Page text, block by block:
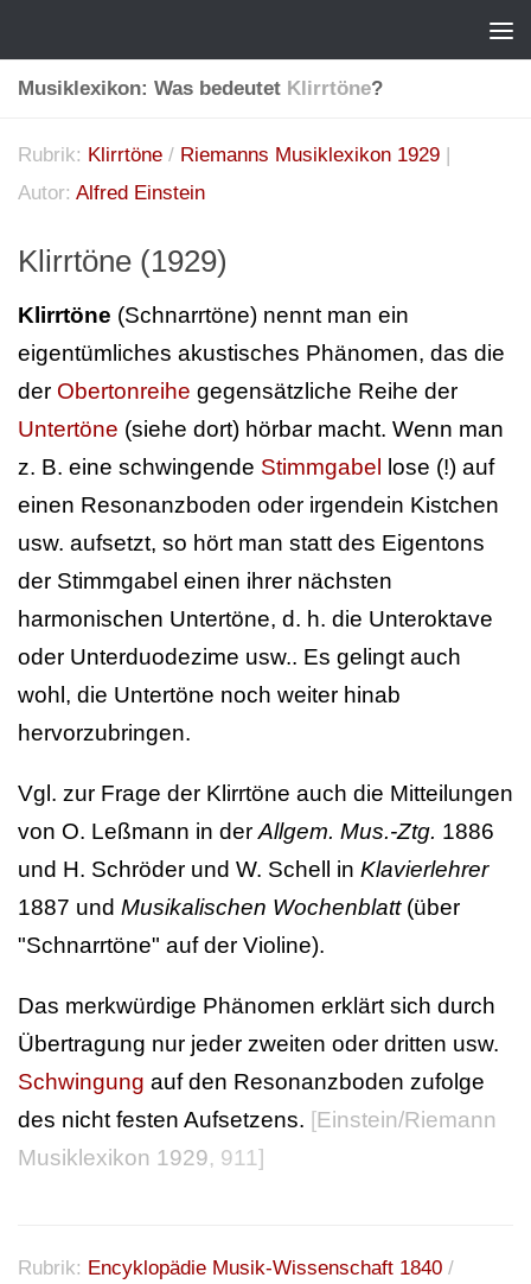
Musiklexikon: Was bedeutet Klirrtöne?
Rubrik: Klirrtöne / Riemanns Musiklexikon 1929 |
Autor: Alfred Einstein
Klirrtöne (1929)
Klirrtöne (Schnarrtöne) nennt man ein
eigentümliches akustisches Phänomen, das die
der Obertonreihe gegensätzliche Reihe der
Untertöne (siehe dort) hörbar macht. Wenn man
z. B. eine schwingende Stimmgabel lose (!) auf
einen Resonanzboden oder irgendein Kistchen
usw. aufsetzt, so hört man statt des Eigentons
der Stimmgabel einen ihrer nächsten
harmonischen Untertöne, d. h. die Unteroktave
oder Unterduodezime usw.. Es gelingt auch
wohl, die Untertöne noch weiter hinab
hervorzubringen.
Vgl. zur Frage der Klirrtöne auch die Mitteilungen
von O. Leßmann in der Allgem. Mus.-Ztg. 1886
und H. Schröder und W. Schell in Klavierlehrer
1887 und Musikalischen Wochenblatt(über
"Schnarrtöne" auf der Violine).
Das merkwürdige Phänomen erklärt sich durch
Übertragung nur jeder zweiten oder dritten usw.
Schwingung auf den Resonanzboden zufolge
des nicht festen Aufsetzens. [Einstein/Riemann
Musiklexikon 1929, 911]
Rubrik: Encyklopädie Musik-Wissenschaft 1840 /